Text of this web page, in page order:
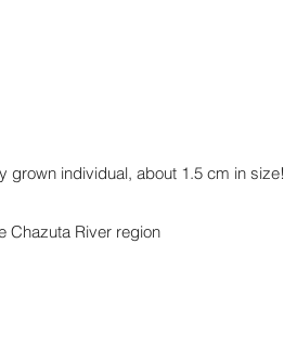
grown individual, about 1.5 cm in size!
Chazuta River region